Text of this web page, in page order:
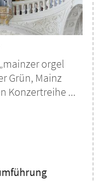
orgel
Grün, Mainz
Konzertreihe ...